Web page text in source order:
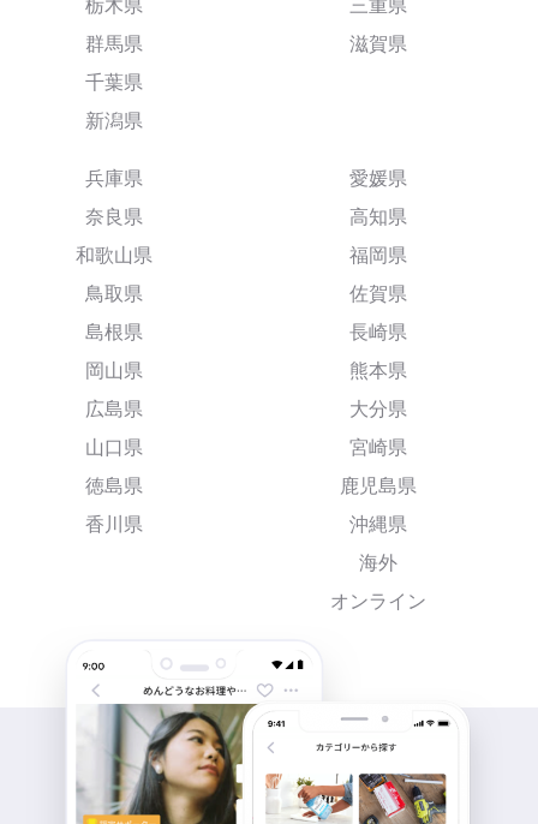
栃木県
群馬県
千葉県
新潟県
三重県
滋賀県
兵庫県
奈良県
和歌山県
鳥取県
島根県
岡山県
広島県
山口県
徳島県
香川県
愛媛県
高知県
福岡県
佐賀県
長崎県
熊本県
大分県
宮崎県
鹿児島県
沖縄県
海外
オンライン